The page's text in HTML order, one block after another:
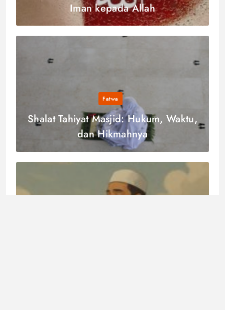
Iman kepada Allah
Fatwa
Shalat Tahiyat Masjid: Hukum, Waktu,
dan Hikmahnya